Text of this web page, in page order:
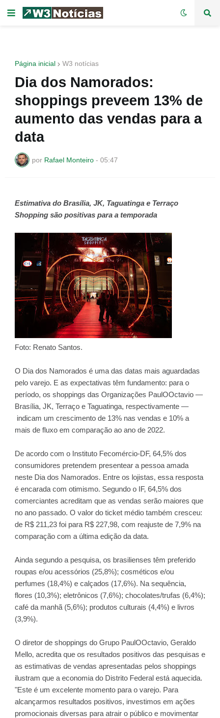
Página inicial W3 notícias
Dia dos Namorados:
shoppings preveem 13% de
aumento das vendas para a
data
por Rafael Monteiro - 05:47
Estimativa do Brasília, JK, Taguatinga e Terraço
Shopping são positivas para a temporada
Foto: Renato Santos.
O Dia dos Namorados é uma das datas mais aguardadas
pelo varejo. E as expectativas têm fundamento: para o
período, os shoppings das Organizações PaulOOctavio —
Brasília, JK, Terraço e Taguatinga, respectivamente —
indicam um crescimento de 13% nas vendas e 10% a
mais de fluxo em comparação ao ano de 2022.
De acordo com o Instituto Fecomércio-DF, 64,5% dos
consumidores pretendem presentear a pessoa amada
neste Dia dos Namorados. Entre os lojistas, essa resposta
é encarada com otimismo. Segundo o IF, 64,5% dos
comerciantes acreditam que as vendas serão maiores que
no ano passado. O valor do ticket médio também cresceu:
de R$ 211,23 foi para R$ 227,98, com reajuste de 7,9% na
comparação com a última edição da data.
Ainda segundo a pesquisa, os brasilienses têm preferido
roupas e/ou acessórios (25,8%); cosméticos e/ou
perfumes (18,4%) e calçados (17,6%). Na sequência,
flores (10,3%); eletrônicos (7,6%); chocolates/trufas (6,4%);
café da manhã (5,6%); produtos culturais (4,4%) e livros
(3,9%).
O diretor de shoppings do Grupo PaulOOctavio, Geraldo
Mello, acredita que os resultados positivos das pesquisas e
as estimativas de vendas apresentadas pelos shoppings
ilustram que a economia do Distrito Federal está aquecida.
"Este é um excelente momento para o varejo. Para
alcançarmos resultados positivos, investimos em ações
promocionais diversas para atrair o público e movimentar